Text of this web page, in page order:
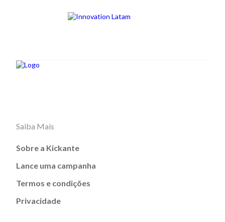
Saiba Mais
Sobre a Kickante
Lance uma campanha
Termos e condições
Privacidade